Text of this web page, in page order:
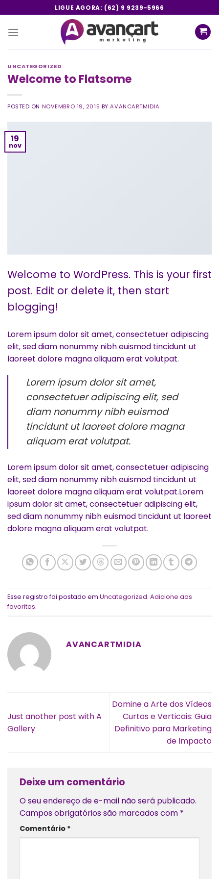
to
content
LIGUE AGORA: (62) 9 9239-5966
UNCATEGORIZED
Welcome to Flatsome
POSTED ON NOVEMBRO 19, 2015 BYAVANCARTMIDIA
19
nov
Welcome to WordPress. This is your first
post. Edit or delete it, then start
blogging!
Lorem ipsum dolor sit amet, consectetuer adipiscing
elit, sed diam nonummy nibh euismod tincidunt ut
laoreet dolore magna aliquam erat volutpat.
Lorem ipsum dolor sit amet,
consectetuer adipiscing elit, sed
diam nonummy nibh euismod
tincidunt ut laoreet dolore magna
aliquam erat volutpat.
Lorem ipsum dolor sit amet, consectetuer adipiscing
elit, sed diam nonummy nibh euismod tincidunt ut
laoreet dolore magna aliquam erat volutpat.Lorem
ipsum dolor sit amet, consectetuer adipiscing elit,
sed diam nonummy nibh euismod tincidunt ut laoreet
dolore magna aliquam erat volutpat.
Esse registro foi postado em Uncategorized. Adicione aos
favoritos.
AVANCARTMIDIA
Just another post with A
Gallery
Domine a Arte dos Vídeos
Curtos e Verticais: Guia
Definitivo para Marketing
de Impacto
Deixe um comentário
O seu endereço de e-mail não será publicado.
Campos obrigatórios são marcados com *
Comentário *